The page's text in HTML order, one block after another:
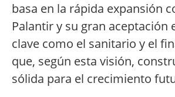
basa en la rápida expansión
Palantir y su gran aceptación
clave como el sanitario y el
que, según esta visión,
sólida para el crecimiento